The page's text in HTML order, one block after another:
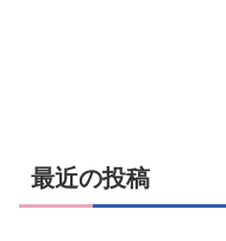
最近の投稿